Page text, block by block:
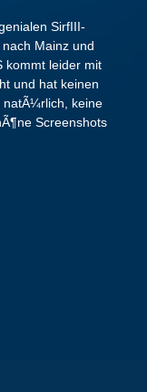
SirfIII-
Mainz und
kommt leider mit
und hat keinen
natÃ¼rlich, keine
Screenshots